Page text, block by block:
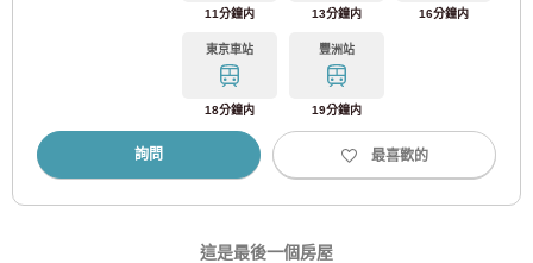
11分鐘内 13分鐘内 16分鐘内
東京車站
18分鐘内
豐洲站
19分鐘内
詢問 最喜歡的
這是最後一個房屋
(67)